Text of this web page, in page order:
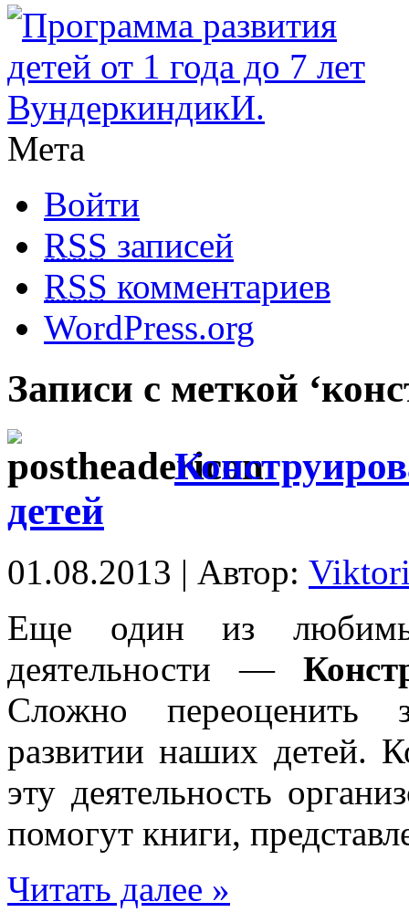
Мета
Войти
RSS записей
RSS комментариев
WordPress.org
Записи с меткой
детей
01.08.2013 | Автор:
Еще один из
деятельности —
Сложно переоценить
развитии наших детей.
эту деятельность
помогут книги,
Читать далее »